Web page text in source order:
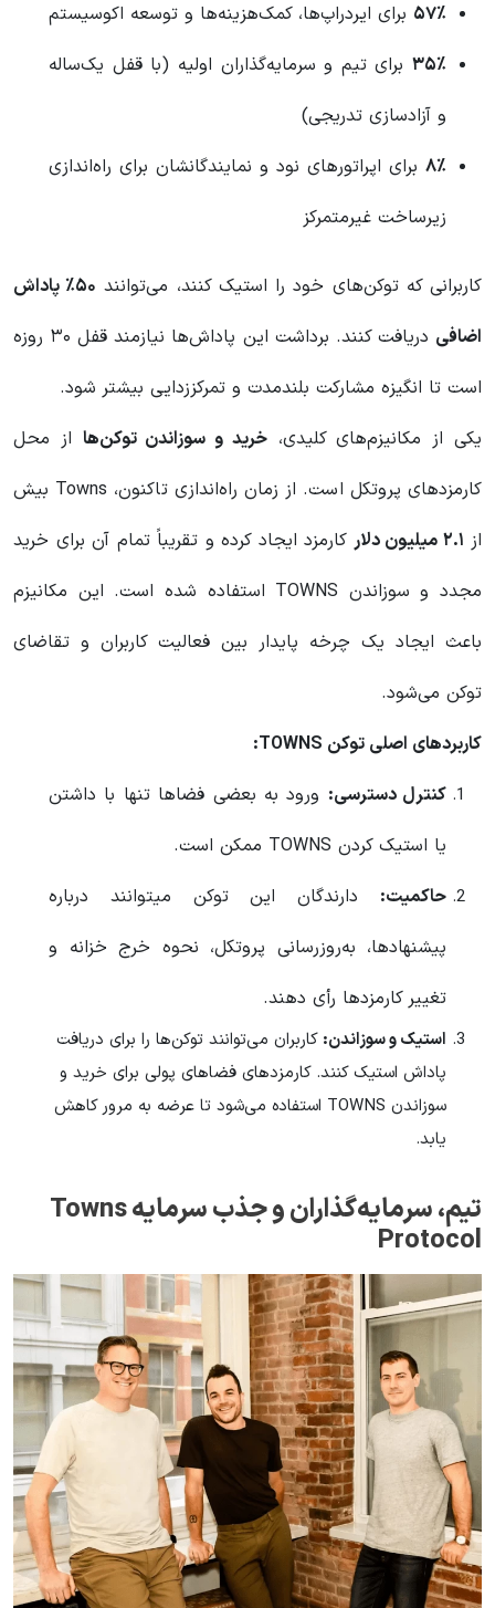
۵۷٪ برای ایردراپ‌ها، کمک‌هزینه‌ها و توسعه اکوسیستم
۳۵٪ برای تیم و سرمایه‌گذاران اولیه (با قفل یک‌ساله
و آزادسازی تدریجی)
۸٪ برای اپراتورهای نود و نمایندگانشان برای راه‌اندازی
زیرساخت غیرمتمرکز
کاربرانی که توکن‌های خود را استیک کنند، می‌توانند
۵۰٪ پاداش
اضافی
دریافت کنند. برداشت این پاداش‌ها نیازمند قفل ۳۰ روزه
است تا انگیزه مشارکت بلندمدت و تمرکززدایی بیشتر شود.
یکی از مکانیزم‌های کلیدی،خرید و سوزاندن توکن‌ها از محل
کارمزدهای پروتکل است. از زمان راه‌اندازی تاکنون، Towns بیش
از ۲.۱ میلیون دلار
کارمزد ایجاد کرده و تقریباً تمام آن برای خرید
مجدد و سوزاندن TOWNS استفاده شده است. این مکانیزم
باعث ایجاد یک چرخه پایدار بین فعالیت کاربران و تقاضای
توکن می‌شود.
کاربردهای اصلی توکن TOWNS:
کنترل دسترسی: ورود به بعضی فضاها تنها با داشتن
یا استیک کردن TOWNS ممکن است.
حاکمیت: دارندگان این توکن میتوانند درباره
پیشنهادها، به‌روزرسانی پروتکل، نحوه خرج خزانه و
تغییر کارمزدها رأی دهند.
استیک و سوزاندن: کاربران می‌توانند توکن‌ها را برای دریافت
پاداش استیک کنند. کارمزدهای فضاهای پولی برای خرید و
سوزاندن TOWNS استفاده می‌شود تا عرضه به مرور کاهش
یابد.
تیم، سرمایه‌گذاران و جذب سرمایه Towns
Protocol